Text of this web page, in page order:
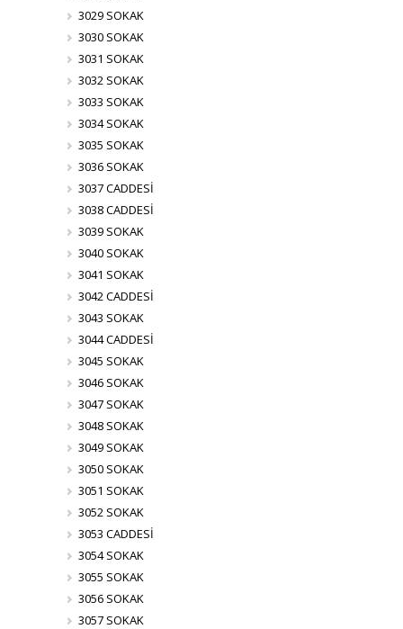
3029 SOKAK
3030 SOKAK
3031 SOKAK
3032 SOKAK
3033 SOKAK
3034 SOKAK
3035 SOKAK
3036 SOKAK
3037 CADDESİ
3038 CADDESİ
3039 SOKAK
3040 SOKAK
3041 SOKAK
3042 CADDESİ
3043 SOKAK
3044 CADDESİ
3045 SOKAK
3046 SOKAK
3047 SOKAK
3048 SOKAK
3049 SOKAK
3050 SOKAK
3051 SOKAK
3052 SOKAK
3053 CADDESİ
3054 SOKAK
3055 SOKAK
3056 SOKAK
3057 SOKAK